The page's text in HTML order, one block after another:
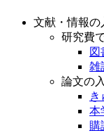
文献・情報の
研究費
図
雑
論文の
き
本
購